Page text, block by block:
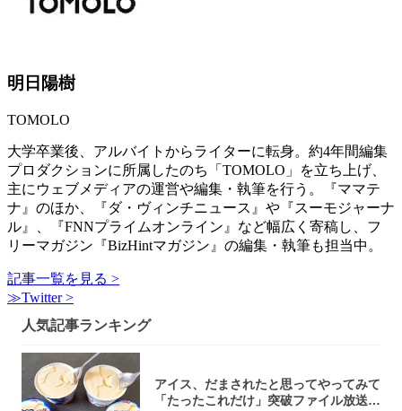
明日陽樹
TOMOLO
大学卒業後、アルバイトからライターに転身。約4年間編集
プロダクションに所属したのち「TOMOLO」を立ち上げ、
主にウェブメディアの運営や編集・執筆を行う。『ママテ
ナ』のほか、『ダ・ヴィンチニュース』や『スーモジャーナ
ル』、『FNNプライムオンライン』など幅広く寄稿し、フ
リーマガジン『BizHintマガジン』の編集・執筆も担当中。
記事一覧を見る >
≫Twitter >
人気記事ランキング
アイス、だまされたと思ってやってみて
「たったこれだけ」突破ファイル放送で